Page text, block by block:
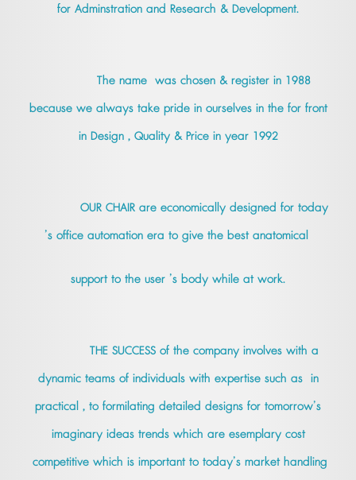
for Adminstration and Research & Development.
The name was chosen & register in 1988
because we always take pride in ourselves in the for front
in Design , Quality & Price in year 1992
OUR CHAIR are economically designed for today
’s office automation era to give the best anatomical
support to the user ’s body while at work.
THE SUCCESS of the company involves with a
dynamic teams of individuals with expertise such as in
practical , to formilating detailed designs for tomorrow’s
imaginary ideas trends which are esemplary cost
competitive which is important to today’s market handling